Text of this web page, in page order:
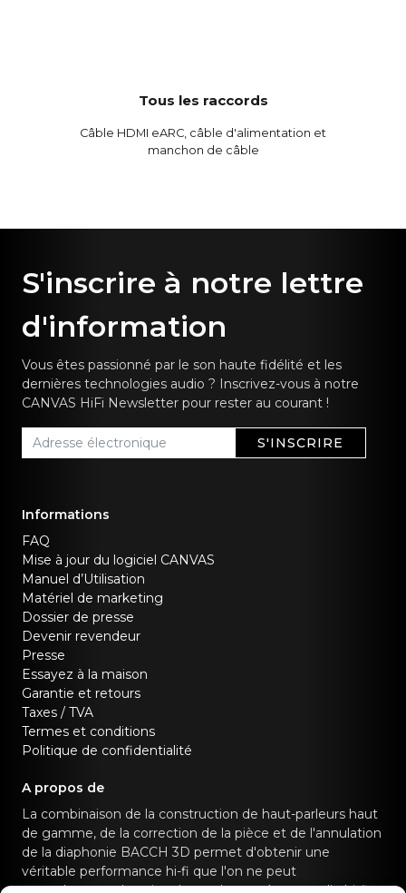
Tous les raccords
Câble HDMI eARC, câble d'alimentation et
manchon de câble
S'inscrire à notre lettre
d'information
Vous êtes passionné par le son haute fidélité et les
dernières technologies audio ? Inscrivez-vous à notre
CANVAS HiFi Newsletter pour rester au courant !
S'INSCRIRE
Informations
FAQ
Mise à jour du logiciel CANVAS
Manuel d’Utilisation
Matériel de marketing
Dossier de presse
Devenir revendeur
Presse
Essayez à la maison
Garantie et retours
Taxes / TVA
Termes et conditions
Politique de confidentialité
A propos de
La combinaison de la construction de haut-parleurs haut
de gamme, de la correction de la pièce et de l'annulation
de la diaphonie BACCH 3D permet d'obtenir une
véritable performance hi-fi que l'on ne peut